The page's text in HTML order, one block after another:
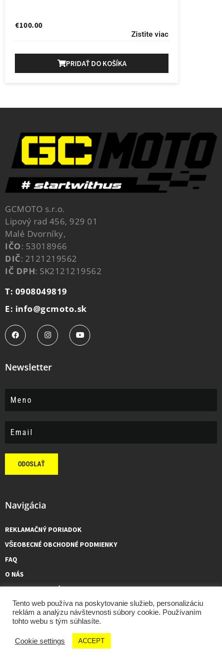
€100.00
Zistite viac
PRIDAŤ DO KOŠÍKA
GCMOTO s.r.o.
Lipový rad 456, 929 01
Malé Dvorníky,
IČO: 53018966
DIČ: 2121219562
IČ DPH: SK2121219562
T: 0908049819
E: info@gcmoto.sk
Newsletter
ODOSLAŤ
Navigácia
REKLAMAČNÝ PORIADOK
VŠEOBECNÉ OBCHODNÉ PODMIENKY
FAQ
O NÁS
KONTAKTUJTE NÁS
GCMOTO – všetky práva vyhradené, 2026 made by
Tento web používa na poskytovanie služieb, personalizáciu
reklám a analýzu návštevnosti súbory cookie. Používaním
tohto webu s tým súhlasíte.
Cookie settings ACCEPT